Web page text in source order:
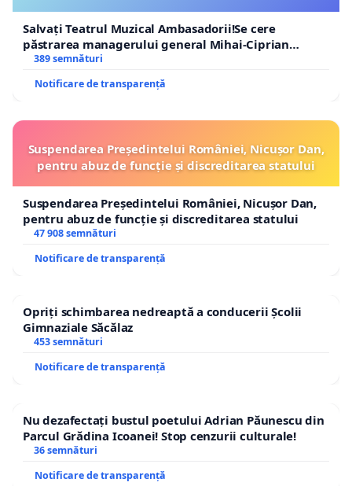
Salvați Teatrul Muzical Ambasadorii!Se cere
păstrarea managerului general Mihai-Ciprian
ROGOJAN
389 semnături
Notificare de transparență
Suspendarea Președintelui României, Nicușor Dan,
pentru abuz de funcție și discreditarea statului
Suspendarea Președintelui României, Nicușor Dan,
pentru abuz de funcție și discreditarea statului
47 908 semnături
Notificare de transparență
Opriți schimbarea nedreaptă a conducerii Școlii
Gimnaziale Săcălaz
453 semnături
Notificare de transparență
Nu dezafectați bustul poetului Adrian Păunescu din
Parcul Grădina Icoanei! Stop cenzurii culturale!
36 semnături
Notificare de transparență